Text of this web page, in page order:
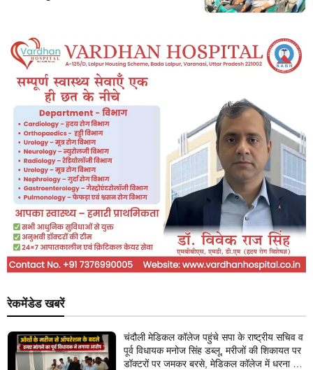
रेकमेंडेड खबरें
चंदौली मेडिकल कॉलेज पहुंचे सपा के राष्ट्रीय सचिव व
पूर्व विधायक मनोज सिंह डब्लू, मरीजों की शिकायत पर
डॉक्टरों पर जमकर बरसे, मेडिकल कॉलेज में धरना देने